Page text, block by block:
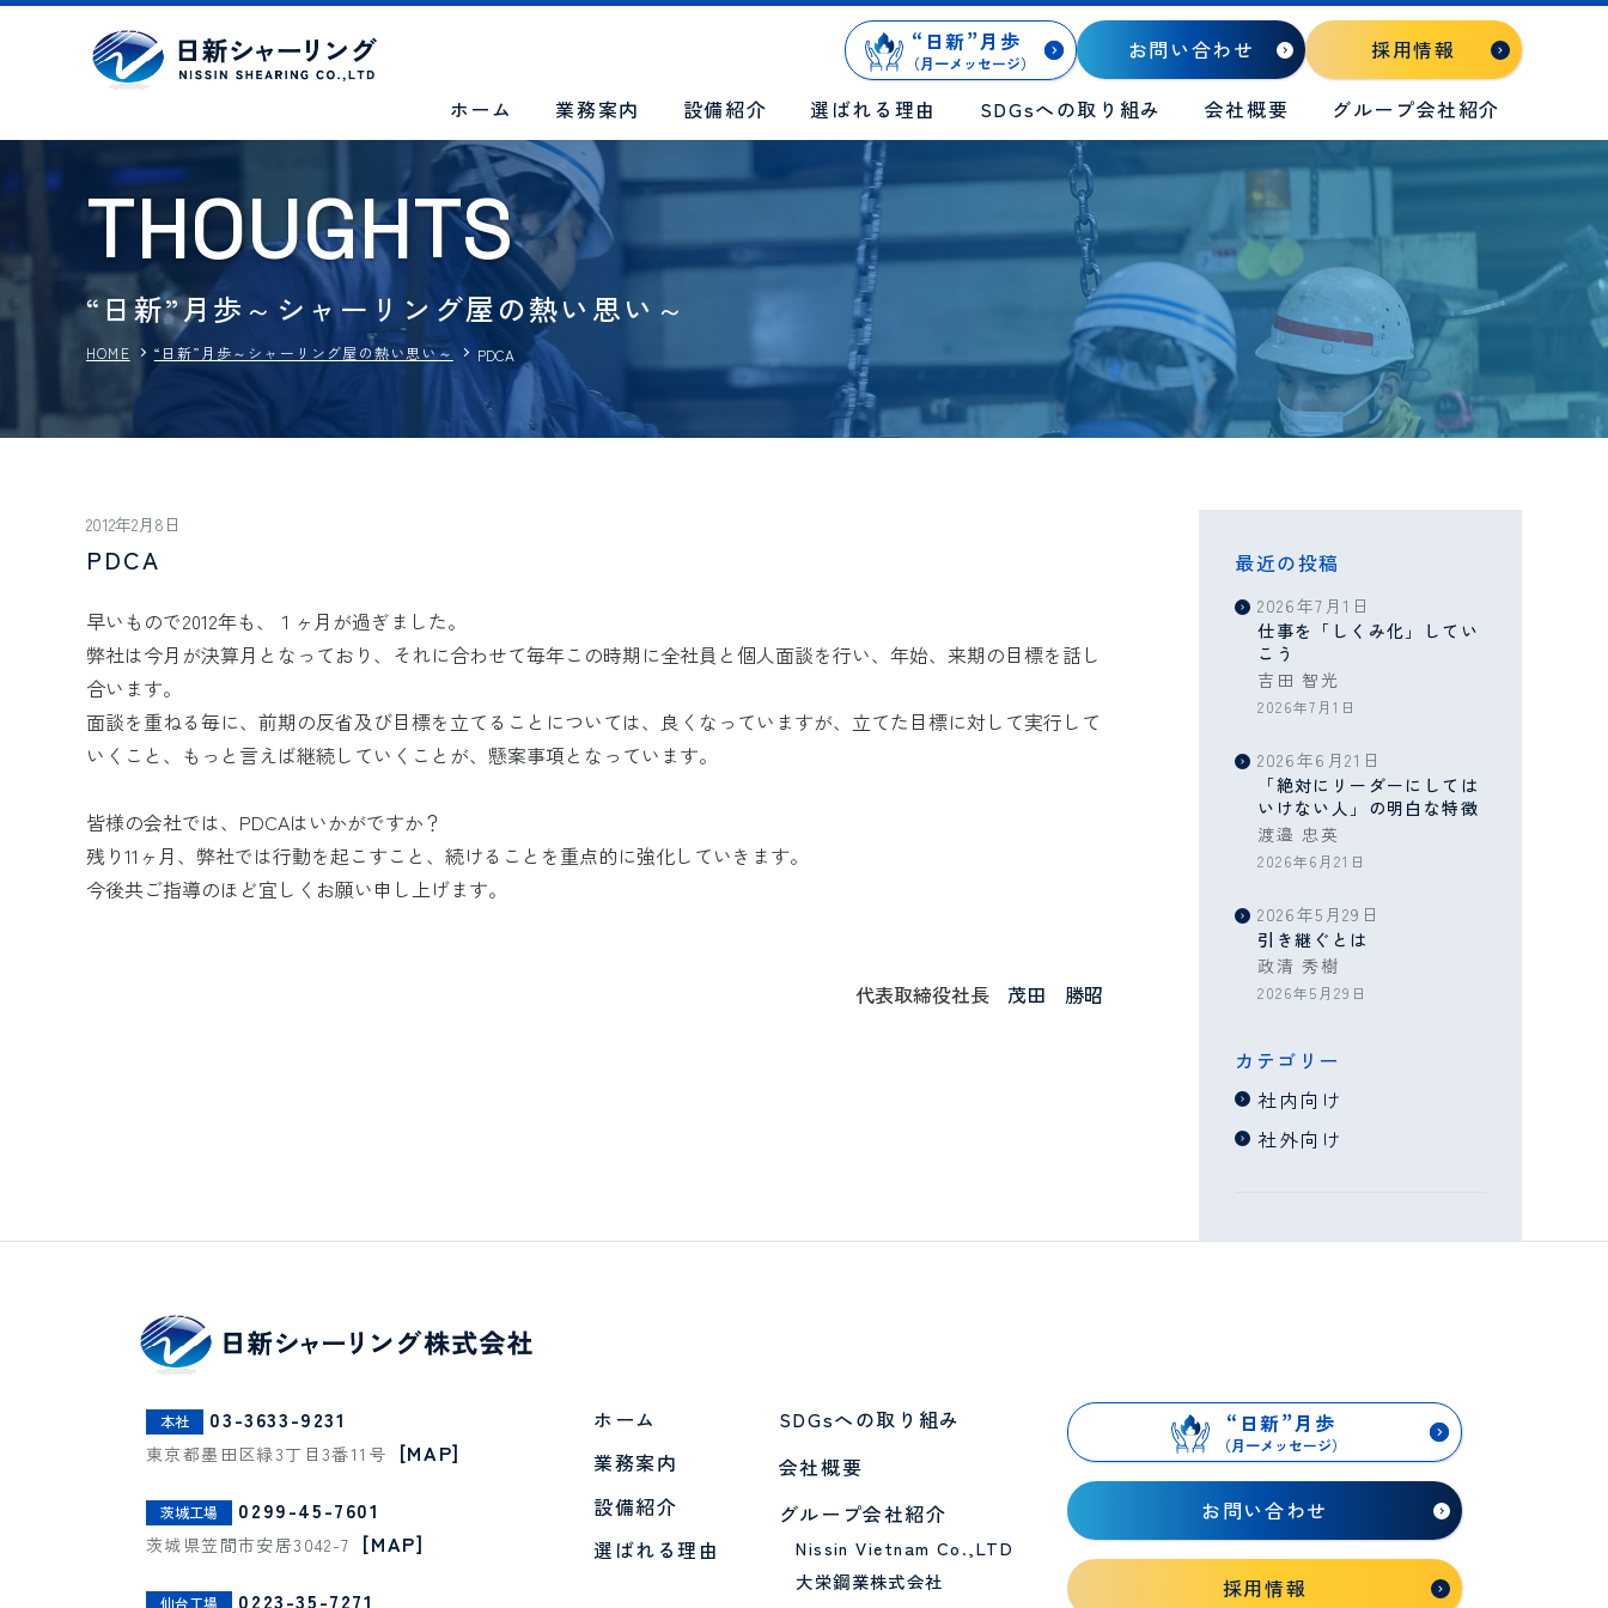
“ 日新”月歩
（月一メッセージ） お問い合わせ 採用情報
ホーム 業務案内 設備紹介 選ばれる理由 SDGsへの取り組み 会社概要 グループ会社紹介
THOUGHTS
“日新”月歩～シャーリング屋の熱い思い～
HOME “日新”月歩～シャーリング屋の熱い思い～ PDCA
最近の投稿
2026年7月1日
仕事を「しくみ化」してい
こう
吉田 智光
2026年7月1日
2026年6月21日
「絶対にリーダーにしては
いけない人」の明白な特徴
渡邉 忠英
2026年6月21日
2026年5月29日
引き継ぐとは
政清 秀樹
2026年5月29日
カテゴリー
社内向け
社外向け
2012年2月8日
PDCA
早いもので2012年も、１ヶ月が過ぎました。
弊社は今月が決算月となっており、それに合わせて毎年この時期に全社員と個人面談を行い、年始、来期の目標を話し
合います。
面談を重ねる毎に、前期の反省及び目標を立てることについては、良くなっていますが、立てた目標に対して実行して
いくこと、もっと言えば継続していくことが、懸案事項となっています。
皆様の会社では、PDCAはいかがですか？
残り11ヶ月、弊社では行動を起こすこと、続けることを重点的に強化していきます。
今後共ご指導のほど宜しくお願い申し上げます。
代表取締役社長 茂田 勝昭
本社 03-3633-9231
東京都墨田区緑3丁目3番11号 [MAP]
茨城工場 0299-45-7601
茨城県笠間市安居3042-7 [MAP]
仙台工場 0223-35-7271
ホーム
業務案内
設備紹介
選ばれる理由
SDGsへの取り組み
会社概要
グループ会社紹介
Nissin Vietnam Co.,LTD
大栄鋼業株式会社
“ 日新”月歩
（月一メッセージ）
お問い合わせ
採用情報